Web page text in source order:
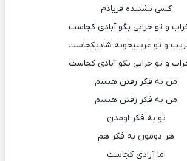
کسی نشنیده فریادم
و تو خرابی بگو آبادی کجاست
و تو غریبیخونه شادیکجاست
و تو خرابی بگو آبادی کجاست
من به فکر رفتن هستم
من به فکر رفتن هستم
تو به فکر اومدن
هر دومون به فکر هم
اما آزادی کجاست